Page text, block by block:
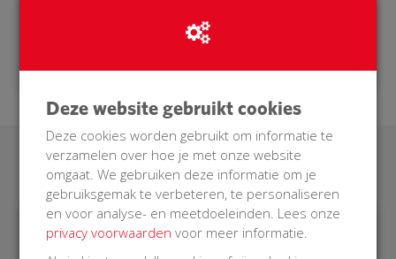
Laatste donaties
Deze website gebruikt cookies
Deze cookies worden gebruikt om informatie te
verzamelen over hoe je met onze website
omgaat. We gebruiken deze informatie om je
gebruiksgemak te verbeteren, te personaliseren
en voor analyse- en meetdoeleinden. Lees onze
privacy voorwaarden voor meer informatie.